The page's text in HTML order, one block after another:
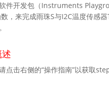
件开发包（Instruments
，来完成雨珠S与I2C温度传感
点击右侧的“操作指南”以获取